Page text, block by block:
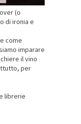
(o
di ironia e
come
imparare
il vino
per
librerie